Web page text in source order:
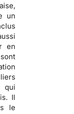
un
en
qui
Il
le